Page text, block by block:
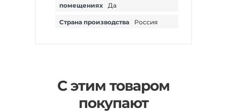
помещениях
Да
Страна производства Россия
С этим товаром
покупают